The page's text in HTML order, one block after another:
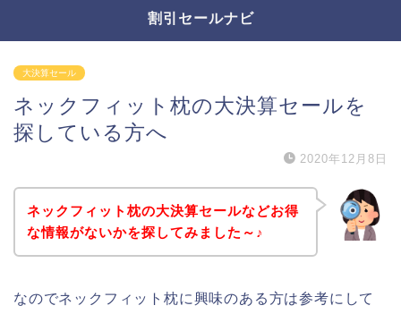
割引セールナビ
大決算セール
ネックフィット枕の大決算セールを
探している方へ
2020年12月8日
ネックフィット枕の大決算セールなどお得
な情報がないかを探してみました～♪
なのでネックフィット枕に興味のある方は参考にして